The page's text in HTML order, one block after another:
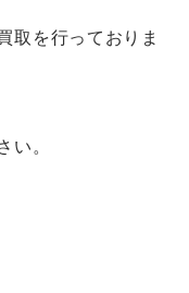
取を行っておりま
い。